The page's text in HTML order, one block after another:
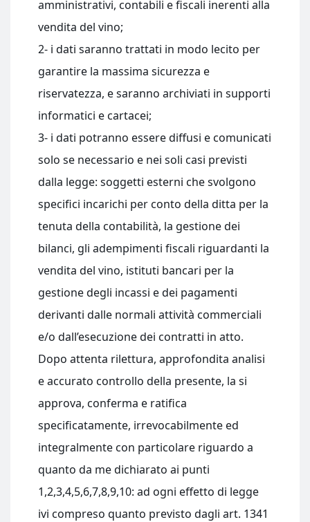
amministrativi, contabili e fiscali inerenti alla
vendita del vino;
2- i dati saranno trattati in modo lecito per
garantire la massima sicurezza e
riservatezza, e saranno archiviati in supporti
informatici e cartacei;
3- i dati potranno essere diffusi e comunicati
solo se necessario e nei soli casi previsti
dalla legge: soggetti esterni che svolgono
specifici incarichi per conto della ditta per la
tenuta della contabilità, la gestione dei
bilanci, gli adempimenti fiscali riguardanti la
vendita del vino, istituti bancari per la
gestione degli incassi e dei pagamenti
derivanti dalle normali attività commerciali
e/o dall’esecuzione dei contratti in atto.
Dopo attenta rilettura, approfondita analisi
e accurato controllo della presente, la si
approva, conferma e ratifica
specificatamente, irrevocabilmente ed
integralmente con particolare riguardo a
quanto da me dichiarato ai punti
1,2,3,4,5,6,7,8,9,10: ad ogni effetto di legge
ivi compreso quanto previsto dagli art. 1341